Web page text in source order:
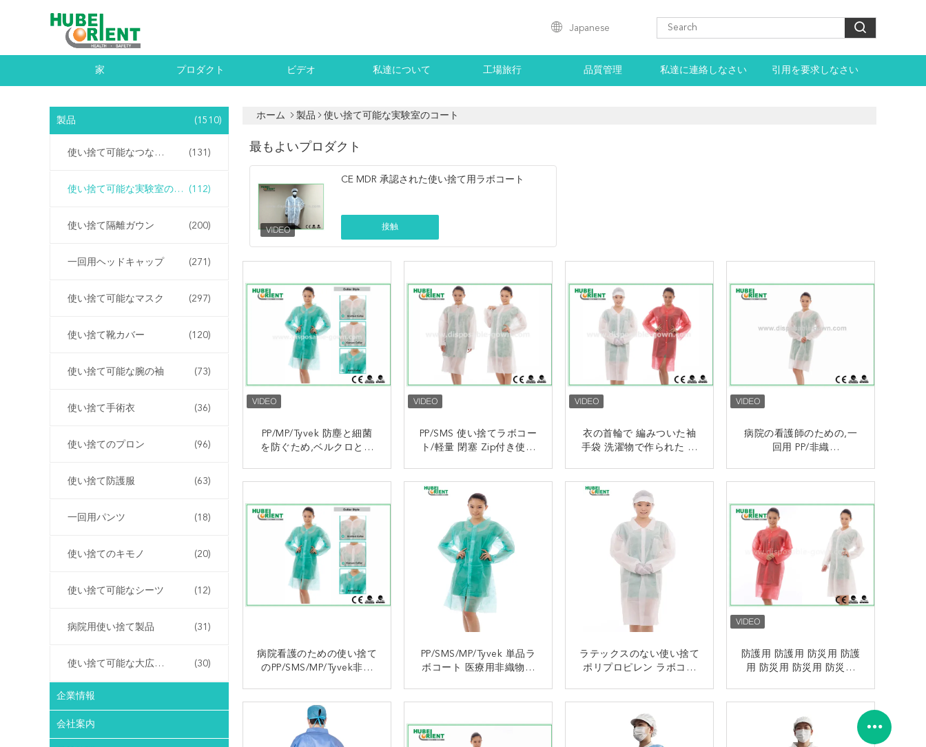
Japanese
家 プロダクト ビデオ 私達について 工場旅行 品質管理 私達に連絡しなさい 引用を要求しなさい
製品 (1510)
使い捨て可能なつなぎ服 (131)
使い捨て可能な実験室のコート (112)
使い捨て隔離ガウン (200)
一回用ヘッドキャップ (271)
使い捨て可能なマスク (297)
使い捨て靴カバー (120)
使い捨て可能な腕の袖 (73)
使い捨て手術衣 (36)
使い捨てのプロン (96)
使い捨て防護服 (63)
一回用パンツ (18)
使い捨てのキモノ (20)
使い捨て可能なシーツ (12)
病院用使い捨て製品 (31)
使い捨て可能な大広間プロダクト (30)
企業情報
会社案内
ホーム 製品 使い捨て可能な実験室のコート
最もよいプロダクト
CE MDR 承認された使い捨て用ラボコート
接触
PP/MP/Tyvek 防塵と細菌
を防ぐため,ベルクロとシ
接触
PP/SMS 使い捨てラボコー
ト/軽量 閉塞 Zip付き使い
接触
衣の首輪で 編みついた袖
手袋 洗濯物で作られた 洗
接触
病院の看護師のための,一
回用 PP/非織
接触
病院看護のための使い捨て
のPP/SMS/MP/Tyvek非織
接触
PP/SMS/MP/Tyvek 単品ラ
ボコート 医療用非織物ラ
接触
ラテックスのない使い捨て
ポリプロピレン ラボコー
接触
防護用 防護用 防災用 防護
用 防災用 防災用 防災用
用 防災用 防災用 防災用
防災用
接触